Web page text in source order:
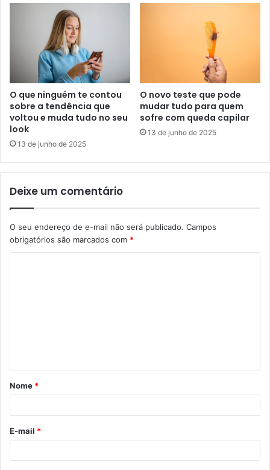
O que ninguém te contou
sobre a tendência que
voltou e muda tudo no seu
look
13 de junho de 2025
O novo teste que pode
mudar tudo para quem
sofre com queda capilar
13 de junho de 2025
Deixe um comentário
O seu endereço de e-mail não será publicado. Campos
obrigatórios são marcados com *
á
r
*
Nome *
E-mail *